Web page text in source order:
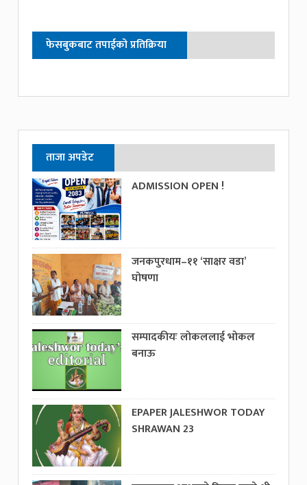
फेसबुकबाट तपाईको प्रतिक्रिया
ताजा अपडेट
ADMISSION OPEN !
जनकपुरधाम–११ ‘साक्षर वडा’
घोषणा
सम्पादकीयः लोकललाई भोकल
बनाऊ
EPAPER JALESHWOR TODAY
SHRAWAN 23